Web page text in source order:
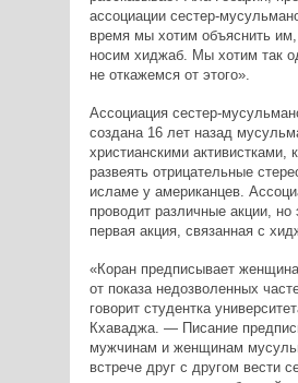
ассоциации сестер-
время мы хотим объяснить
носим хиджаб. Мы хотим так
не откажемся от этого».
Ассоциация сестер-
создана 16 лет назад
христианскими активистками,
развеять отрицательные
исламе у американцев.
проводит различные акции, но
первая акция, связанная с
«Коран предписывает
от показа недозволенных
говорит студентка
Кхаваджа. — Писание
мужчинам и женщинам
встрече друг с другом вести